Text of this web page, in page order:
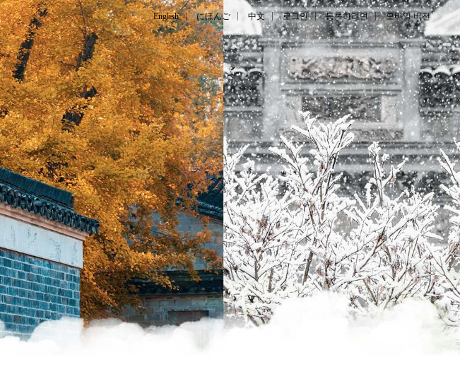
English にほんご 中文 로그인 등록하려면 모바일 버전